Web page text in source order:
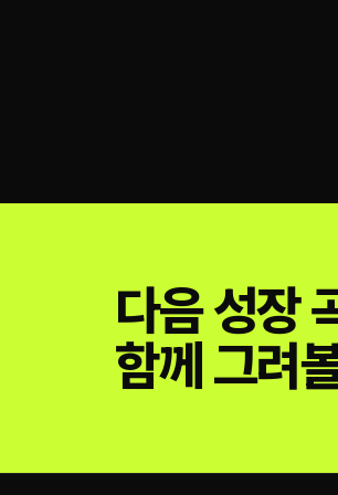
다음 성장
함께 그려